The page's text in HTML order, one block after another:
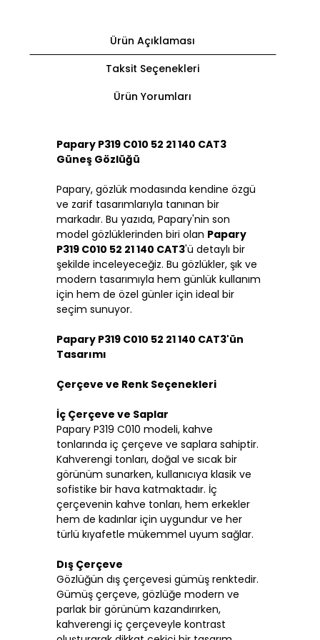
Ürün Açıklaması
Taksit Seçenekleri
Ürün Yorumları
Papary P319 C010 52 21 140 CAT3
Güneş Gözlüğü
Papary, gözlük modasında kendine özgü
ve zarif tasarımlarıyla tanınan bir
markadır. Bu yazıda, Papary'nin son
model gözlüklerinden biri olan Papary
P319 C010 52 21 140 CAT3'ü detaylı bir
şekilde inceleyeceğiz. Bu gözlükler, şık ve
modern tasarımıyla hem günlük kullanım
için hem de özel günler için ideal bir
seçim sunuyor.
Papary P319 C010 52 21 140 CAT3'ün
Tasarımı
Çerçeve ve Renk Seçenekleri
İç Çerçeve ve Saplar
Papary P319 C010 modeli, kahve
tonlarında iç çerçeve ve saplara sahiptir.
Kahverengi tonları, doğal ve sıcak bir
görünüm sunarken, kullanıcıya klasik ve
sofistike bir hava katmaktadır. İç
çerçevenin kahve tonları, hem erkekler
hem de kadınlar için uygundur ve her
türlü kıyafetle mükemmel uyum sağlar.
Dış Çerçeve
Gözlüğün dış çerçevesi gümüş renktedir.
Gümüş çerçeve, gözlüğe modern ve
parlak bir görünüm kazandırırken,
kahverengi iç çerçeveyle kontrast